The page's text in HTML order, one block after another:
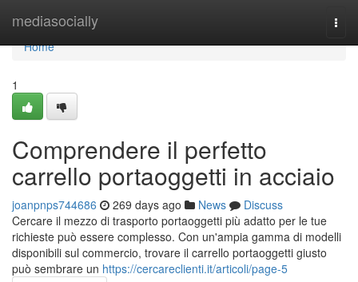
mediasocially
Home
Home
1
Comprendere il perfetto
carrello portaoggetti in acciaio
joanpnps744686 269 days ago News
Discuss
Cercare il mezzo di trasporto portaoggetti più adatto per le tue
richieste può essere complesso. Con un'ampia gamma di modelli
disponibili sul commercio, trovare il carrello portaoggetti giusto
può sembrare un https://cercareclienti.it/articoli/page-5